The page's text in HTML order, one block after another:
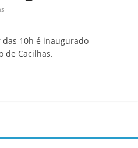
10h é inaugurado
de Cacilhas.